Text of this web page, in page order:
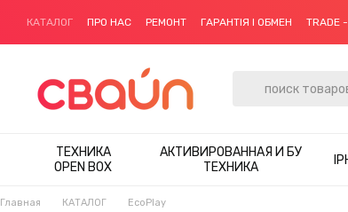
КАТАЛОГ ПРО НАС РЕМОНТ ГАРАНТІЯ І ОБМЕН TRADE
ТЕХНИКА
OPEN BOX
АКТИВИРОВАННАЯ И БУ
ТЕХНИКА
Главная КАТАЛОГ EcoPlay